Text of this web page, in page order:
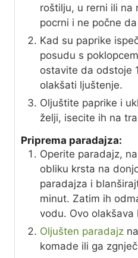
roštilju, u rerni ili na
pocrni i ne počne
Kad su paprike
posudu s
ostavite da odstoje
olakšati ljuštenje.
Oljuštite paprike i
želji, isecite ih na
Priprema paradajza:
Operite paradajz,
obliku krsta na
paradajza i
minut. Zatim ih
vodu. Ovo olakšava
Oljušten paradajz
komade ili ga